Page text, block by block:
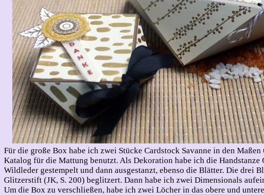
Für die große Box habe ich zwei Stücke Cardstock Savanne in den
Katalog für die Mattung benutzt. Als Dekoration habe ich die Handstanze
Wildleder gestempelt und dann ausgestanzt, ebenso die Blätter. Die drei
Glitzerstift (JK, S. 200) beglitzert. Dann habe ich zwei Dimensionals
Um die Box zu verschließen, habe ich zwei Löcher in das obere und